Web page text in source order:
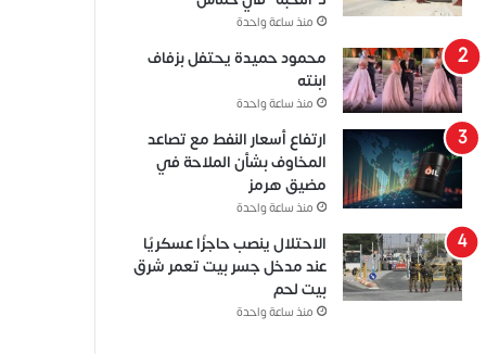
منذ ساعة واحدة
محمود حميدة يحتفل بزفاف
ابنته
منذ ساعة واحدة
ارتفاع أسعار النفط مع تصاعد
المخاوف بشأن الملاحة في
مضيق هرمز
منذ ساعة واحدة
الاحتلال ينصب حاجزًا عسكريًا
عند مدخل جسر بيت تعمر شرق
بيت لحم
منذ ساعة واحدة